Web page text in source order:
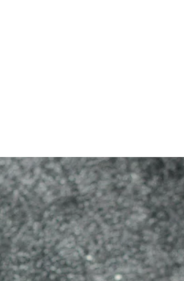
失(漏寄、寄錯、因運輸過程造成商品重大
餘退換貨者來回運費皆由買家負擔。
提供退換貨
客製的商品(例如連接線尺寸、針尖弧
出清商品。
過的商品。